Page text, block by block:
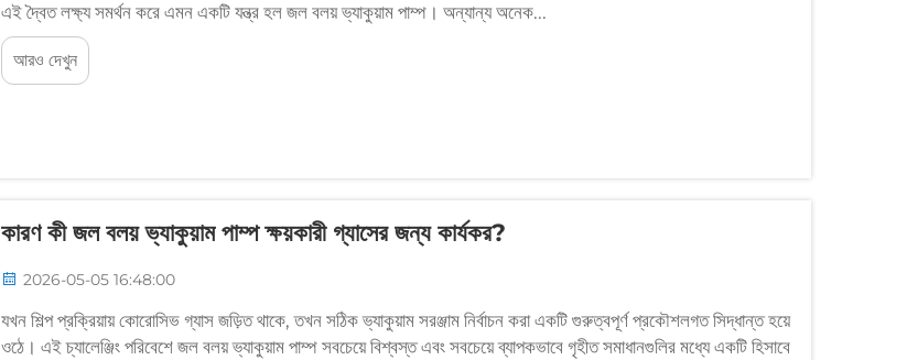
এই দ্বৈত লক্ষ্য সমর্থন করে এমন একটি যন্ত্র হল জল বলয় ভ্যাকুয়াম পাম্প। অন্যান্য অনেক...
আরও দেখুন
কারণ কী জল বলয় ভ্যাকুয়াম পাম্প ক্ষয়কারী গ্যাসের জন্য কার্যকর?
2026-05-05 16:48:00
যখন শিল্প প্রক্রিয়ায় কোরোসিভ গ্যাস জড়িত থাকে, তখন সঠিক ভ্যাকুয়াম সরঞ্জাম নির্বাচন করা একটি গুরুত্বপূর্ণ প্রকৌশলগত সিদ্ধান্ত হয়ে
ওঠে। এই চ্যালেঞ্জিং পরিবেশে জল বলয় ভ্যাকুয়াম পাম্প সবচেয়ে বিশ্বস্ত এবং সবচেয়ে ব্যাপকভাবে গৃহীত সমাধানগুলির মধ্যে একটি হিসাবে